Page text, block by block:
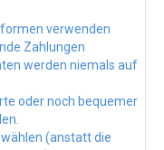
verwenden
Zahlungen
werden niemals auf
oder noch bequemer
wählen (anstatt die